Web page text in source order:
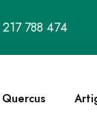
788 474
Quercus